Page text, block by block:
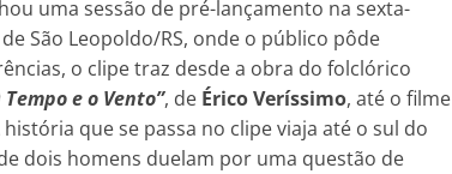
uma sessão de pré-lançamento na sexta-
São Leopoldo/RS, onde o público pôde
o clipe traz desde a obra do folclórico
Tempo e o Vento”, de Érico Veríssimo, até o filme
história que se passa no clipe viaja até o sul do
dois homens duelam por uma questão de